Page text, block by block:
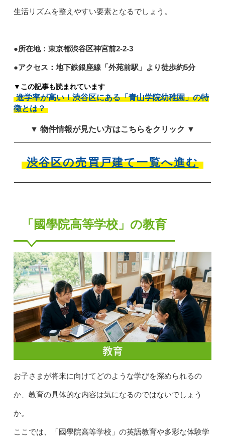
生活リズムを整えやすい要素となるでしょう。
●所在地：東京都渋谷区神宮前2-2-3
●アクセス：地下鉄銀座線「外苑前駅」より徒歩約5分
▼この記事も読まれています
進学率が高い！渋谷区にある「青山学院幼稚園」の特
徴とは？
▼ 物件情報が見たい方はこちらをクリック ▼
渋谷区の売買戸建て一覧へ進む
「國學院高等学校」の教育
お子さまが将来に向けてどのような学びを深められるの
か、教育の具体的な内容は気になるのではないでしょう
か。
ここでは、「國學院高等学校」の英語教育や多彩な体験学